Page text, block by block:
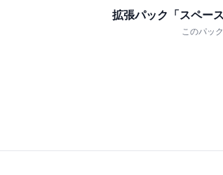
拡張パック「スペー
このパッ